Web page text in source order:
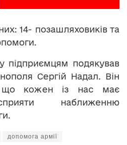
14- позашляховиків та
підприємцям подякував
Сергій Надал. Він
що кожен із нас має
наближенню
допомога армії